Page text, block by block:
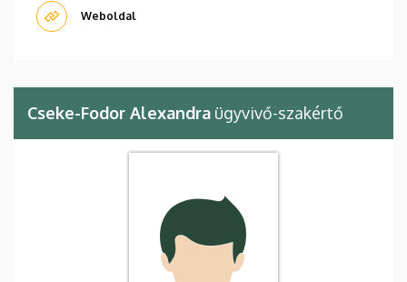
Weboldal
Cseke-Fodor Alexandra ügyvivő-szakértő